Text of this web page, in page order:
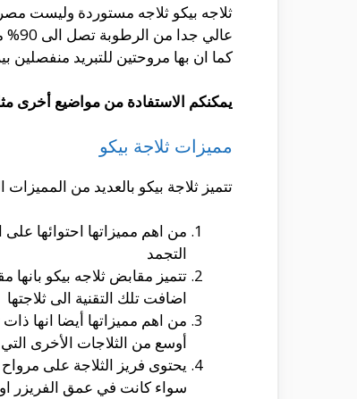
ثلاجه بيكو ثلاجه مستوردة وليست
كما ان بها مروحتين للتبريد منفصلين
يمكنكم الاستفادة من مواضيع أخرى
مميزات ثلاجة بيكو
تتميز ثلاجة بيكو بالعديد من
من اهم مميزاتها احتوائها
التجمد
تتميز مقابض ثلاجه بيكو
اضافت تلك التقنية الى ثلاجتها
من اهم مميزاتها أيضا انها
أوسع من الثلاجات الأخرى
يحتوى فريز الثلاجة على
سواء كانت في عمق الفريزر